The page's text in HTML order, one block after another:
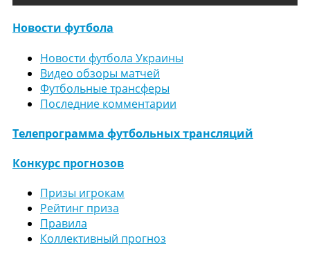
Новости футбола
Новости футбола Украины
Видео обзоры матчей
Футбольные трансферы
Последние комментарии
Телепрограмма футбольных трансляций
Конкурс прогнозов
Призы игрокам
Рейтинг приза
Правила
Коллективный прогноз